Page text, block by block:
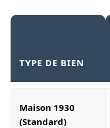
TYPE DE BIEN
Maison 1930
(Standard)